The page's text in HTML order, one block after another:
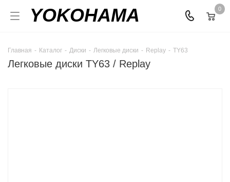
YOKOHAMA 0
Главная - Каталог - Диски - Легковые диски - Replay - TY63
Легковые диски TY63 / Replay